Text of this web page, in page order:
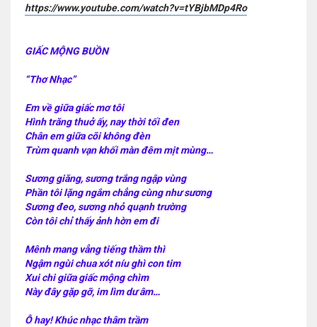
https://www.youtube.com/watch?v=tYBjbMDp4Ro
GIẤC MỘNG BUỒN
“Thơ Nhạc”
Em về giữa giấc mơ tôi
Hình trăng thuở ấy, nay thời tối đen
Chân em giữa cõi không đèn
Trùm quanh vạn khối màn đêm mịt mùng…
Sương giăng, sương trắng ngập vùng
Phần tôi lặng ngắm chẳng cùng như sương
Sương đeo, sương nhỏ quạnh trường
Còn tôi chỉ thấy ảnh hờn em đi
Mênh mang vẳng tiếng thầm thì
Ngậm ngùi chua xót níu ghì con tim
Xui chi giữa giấc mộng chìm
Này đây gặp gỡ, im lìm dư âm…
Ô hay! Khúc nhạc thâm trầm